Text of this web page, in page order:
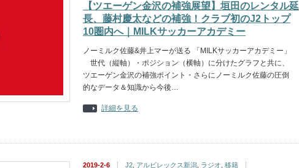
【ツエーゲン金沢の補強展望】垣田のレンタル延
長、藤村慶太などの補強！クラブ初のJ2トップ
10圏内へ｜MILKサッカーアカデミー
ノーミルク佐藤&井上マーが送る 「MILKサッカーアカデミー」
世代（縦軸）・ポジション（横軸）に分けたグラフと共に、
ツエーゲン金沢の補強ポイント・さらにノーミルク佐藤の圧倒
的なデータ＆知識から今後…
詳細を見る
2019-2-6 J2 アルビレックス新潟 ラジオ 移籍